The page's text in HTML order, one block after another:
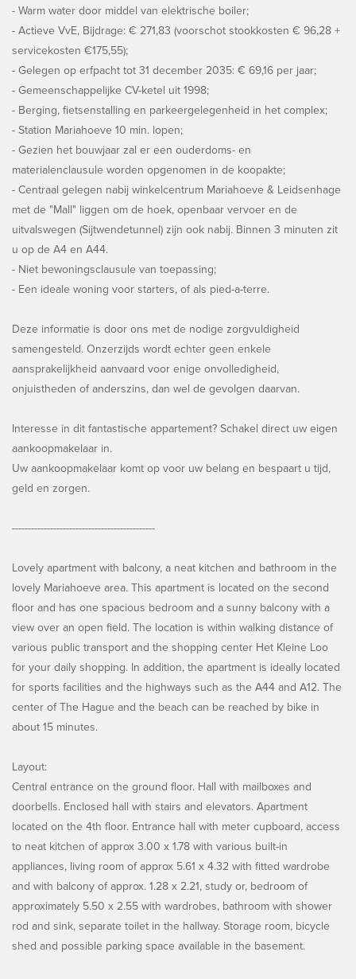
- Warm water door middel van elektrische boiler;
- Actieve VvE, Bijdrage: € 271,83 (voorschot stookkosten € 96,28 +
servicekosten €175,55);
- Gelegen op erfpacht tot 31 december 2035: € 69,16 per jaar;
- Gemeenschappelijke CV-ketel uit 1998;
- Berging, fietsenstalling en parkeergelegenheid in het complex;
- Station Mariahoeve 10 min. lopen;
- Gezien het bouwjaar zal er een ouderdoms- en
materialenclausule worden opgenomen in de koopakte;
- Centraal gelegen nabij winkelcentrum Mariahoeve & Leidsenhage
met de "Mall" liggen om de hoek, openbaar vervoer en de
uitvalswegen (Sijtwendetunnel) zijn ook nabij. Binnen 3 minuten zit
u op de A4 en A44.
- Niet bewoningsclausule van toepassing;
- Een ideale woning voor starters, of als pied-a-terre.
Deze informatie is door ons met de nodige zorgvuldigheid
samengesteld. Onzerzijds wordt echter geen enkele
aansprakelijkheid aanvaard voor enige onvolledigheid,
onjuistheden of anderszins, dan wel de gevolgen daarvan.
Interesse in dit fantastische appartement? Schakel direct uw eigen
aankoopmakelaar in.
Uw aankoopmakelaar komt op voor uw belang en bespaart u tijd,
geld en zorgen.
---------------------------------------------
Lovely apartment with balcony, a neat kitchen and bathroom in the
lovely Mariahoeve area. This apartment is located on the second
floor and has one spacious bedroom and a sunny balcony with a
view over an open field. The location is within walking distance of
various public transport and the shopping center Het Kleine Loo
for your daily shopping. In addition, the apartment is ideally located
for sports facilities and the highways such as the A44 and A12. The
center of The Hague and the beach can be reached by bike in
about 15 minutes.
Layout:
Central entrance on the ground floor. Hall with mailboxes and
doorbells. Enclosed hall with stairs and elevators. Apartment
located on the 4th floor. Entrance hall with meter cupboard, access
to neat kitchen of approx 3.00 x 1.78 with various built-in
appliances, living room of approx 5.61 x 4.32 with fitted wardrobe
and with balcony of approx. 1.28 x 2.21, study or, bedroom of
approximately 5.50 x 2.55 with wardrobes, bathroom with shower
rod and sink, separate toilet in the hallway. Storage room, bicycle
shed and possible parking space available in the basement.